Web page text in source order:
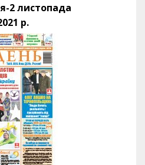
2 листопада
р.